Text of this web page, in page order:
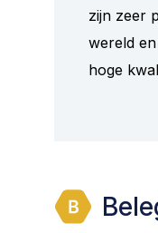
zijn zeer
wereld
hoge